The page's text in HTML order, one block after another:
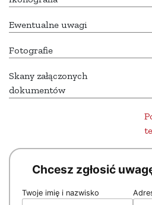
Ewentualne uwagi
Fotografie
Skany załączonych
dokumentów
Chcesz zgłosić
Twoje imię i nazwisko